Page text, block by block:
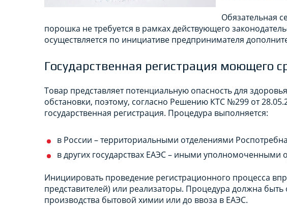
Обязательная
порошка не требуется в рамках действующего
осуществляется по инициативе предпринимателя
Государственная регистрация моющего
Товар представляет потенциальную опасность для
обстановки, поэтому, согласно Решению КТС №299 от
государственная регистрация. Процедура выполняется:
в России – территориальными отделениями
в других государствах ЕАЭС – иными уполномоченными
Инициировать проведение регистрационного процесса
представителей) или реализаторы. Процедура должна быть
производства бытовой химии или до ввоза в ЕАЭС.